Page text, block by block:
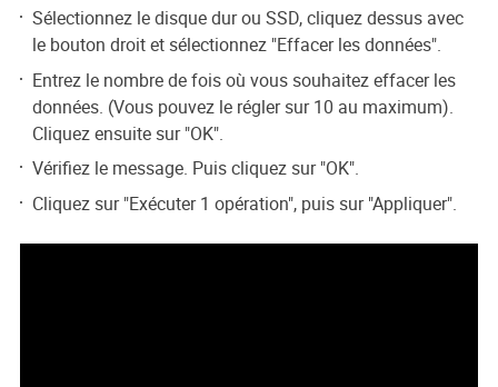
Sélectionnez le disque dur ou SSD, cliquez dessus avec
le bouton droit et sélectionnez "Effacer les données".
Entrez le nombre de fois où vous souhaitez effacer les
données. (Vous pouvez le régler sur 10 au maximum).
Cliquez ensuite sur "OK".
Vérifiez le message. Puis cliquez sur "OK".
Cliquez sur "Exécuter 1 opération", puis sur "Appliquer".